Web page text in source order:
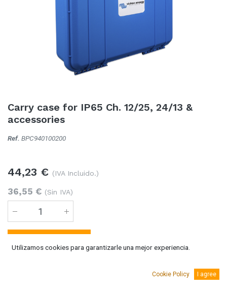
Carry case for IP65 Ch. 12/25, 24/13 &
accessories
Ref. BPC940100200
44,23 € (IVA Incluido.)
36,55 € (Sin IVA)
Utilizamos cookies para garantizarle una mejor experiencia.
Cookie Policy I agree